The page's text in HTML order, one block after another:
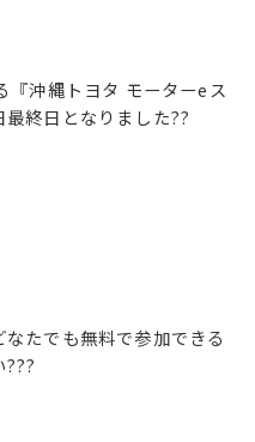
『沖縄トヨタ モーターeス
終日となりました??
たでも無料で参加できる